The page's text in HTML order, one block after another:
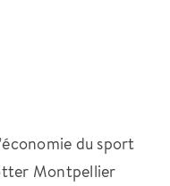
du sport
Montpellier